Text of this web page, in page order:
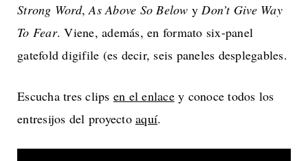
Strong Word, As Above So Below yDon’t Give Way
To Fear. Viene, además, en formato six-panel
gatefold digifile (es decir, seis paneles desplegables.
Escucha tres clips en el enlacey conoce todos los
entresijos del proyecto aquí.